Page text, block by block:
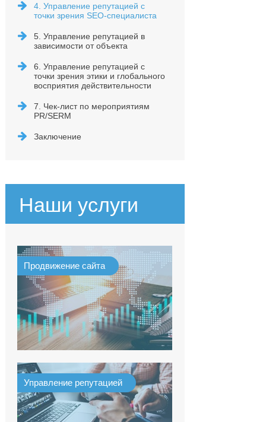
Заключение
7. Чек-лист по мероприятиям
PR/SERM
6. Управление репутацией с
точки зрения этики и глобального
восприятия действительности
5. Управление репутацией в
зависимости от объекта
4. Управление репутацией с
точки зрения SEO-специалиста
Наши услуги
Продвижение сайта
Управление репутацией